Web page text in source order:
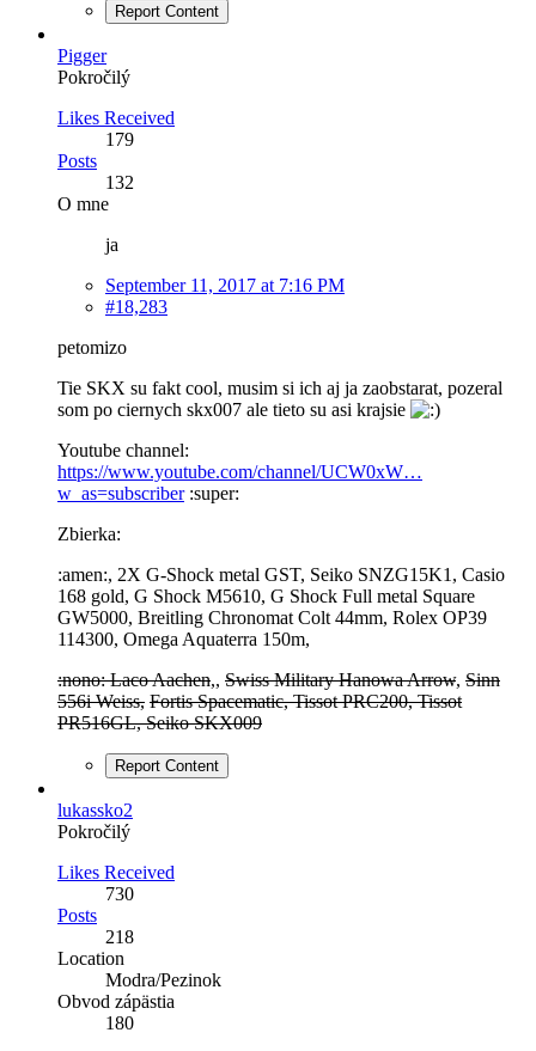
Report Content
Pigger
Pokročilý
Likes Received
179
Posts
132
O mne
ja
September 11, 2017 at 7:16 PM
#18,283
petomizo
Tie SKX su fakt cool, musim si ich aj ja zaobstarat, pozeral
som po ciernych skx007 ale tieto su asi krajsie
Youtube channel:
https://www.youtube.com/channel/UCW0xW…
w_as=subscriber:super:
Zbierka:
:amen:, 2X G-Shock metal GST, Seiko SNZG15K1, Casio
168 gold, G Shock M5610, G Shock Full metal Square
GW5000, Breitling Chronomat Colt 44mm, Rolex OP39
114300, Omega Aquaterra 150m,
:nono: Laco Aachen,, Swiss Military Hanowa Arrow, Sinn
556i Weiss, Fortis Spacematic, Tissot PRC200, Tissot
PR516GL, Seiko SKX009
Report Content
lukassko2
Pokročilý
Likes Received
730
Posts
218
Location
Modra/Pezinok
Obvod zápästia
180